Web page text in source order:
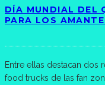
DÍA MUNDIAL DEL
PARA LOS
Entre ellas destacan dos
food trucks de las fan